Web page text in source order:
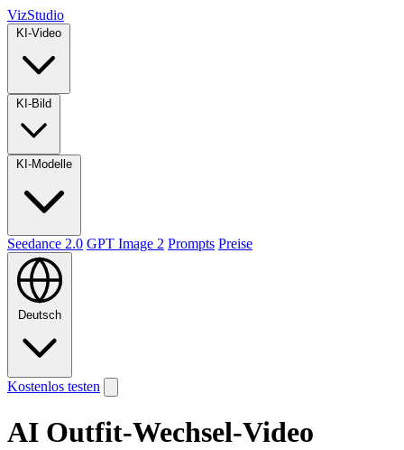
VizStudio
Seedance 2.0 GPT Image 2 Prompts Preise
Deutsch
Kostenlos testen
AI Outfit-Wechsel-Video